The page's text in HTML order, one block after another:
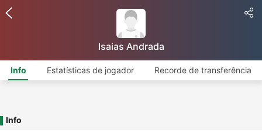
Isaias Andrada
Info Estatísticas de jogador Recorde de transferência
Info